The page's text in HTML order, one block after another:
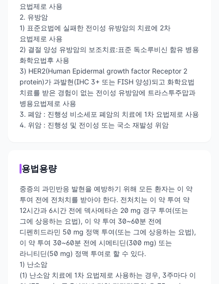
요법제로 사용
2. 유방암
1) 표준요법에 실패한 전이성 유방암의 치료에 2차
요법제로 사용
2) 결절 양성 유방암의 보조치료:표준 독소루비신 함유 병용
화학요법후 사용
3) HER2(Human Epidermal growth factor Receptor 2
protein)가 과발현(IHC 3+ 또는 FISH 양성)되고 화학요법
치료를 받은 경험이 없는 전이성 유방암에 트라스투주맙과
병용요법제로 사용
3. 폐암 : 진행성 비소세포 폐암의 치료에 1차 요법제로 사용
4. 위암 : 진행성 및 전이성 또는 국소 재발성 위암
용법용량
중증의 과민반응 발현을 예방하기 위해 모든 환자는 이 약
투여 전에 전처치를 받아야 한다. 전처치는 이 약 투여 약
12시간과 6시간 전에 덱사메타손 20 mg 경구 투여(또는
그에 상응하는 요법), 이 약 투여 30~60분 전에
디펜히드라민 50 mg 정맥 투여(또는 그에 상응하는 요법),
이 약 투여 30~60분 전에 시메티딘(300 mg) 또는
라니티딘(50 mg) 정맥 투여로 할 수 있다.
1) 난소암
(1) 난소암 치료에 1차 요법제로 사용하는 경우, 3주마다 이